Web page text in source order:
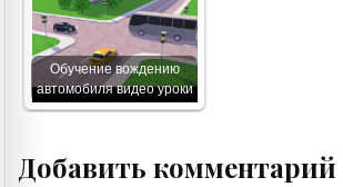
Обучение вождению
автомобиля видео уроки
Добавить комментарий